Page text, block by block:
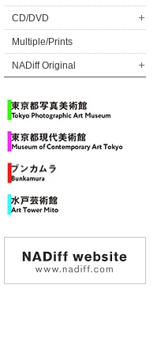
CD/DVD
Multiple/Prints
NADiff Original